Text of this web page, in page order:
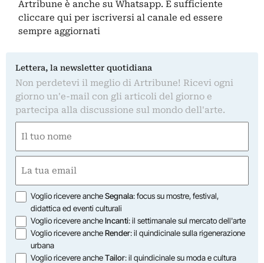
Artribune è anche su Whatsapp. È sufficiente
cliccare qui per iscriversi al canale ed essere
sempre aggiornati
Lettera, la newsletter quotidiana
Non perdetevi il meglio di Artribune! Ricevi ogni
giorno un'e-mail con gli articoli del giorno e
partecipa alla discussione sul mondo dell'arte.
(Obbligatorio)
Nome
(Obbligatorio)
Opzioni
Voglio ricevere ancheSegnala: focus su mostre, festival,
didattica ed eventi culturali
Voglio ricevere ancheIncanti: il settimanale sul mercato dell'arte
Voglio ricevere ancheRender: il quindicinale sulla rigenerazione
urbana
Voglio ricevere ancheTailor: il quindicinale su moda e cultura